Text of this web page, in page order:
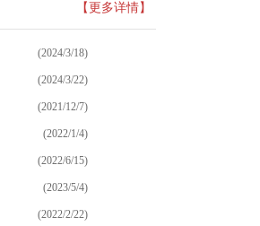
【更多详情】
(2024/3/18)
(2024/3/22)
(2021/12/7)
(2022/1/4)
(2022/6/15)
(2023/5/4)
(2022/2/22)